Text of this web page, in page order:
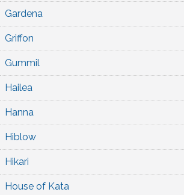
Gardena
Griffon
Gummil
Hailea
Hanna
Hiblow
Hikari
House of Kata